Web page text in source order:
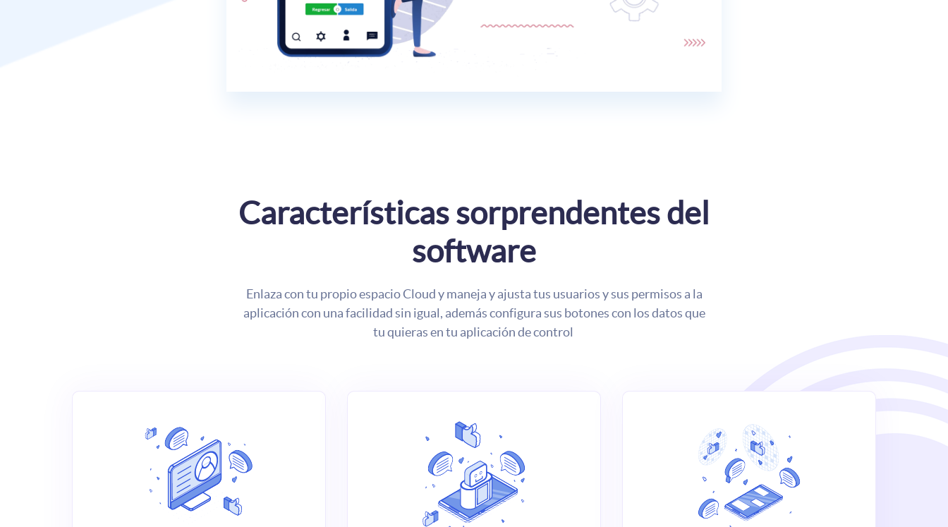
Características sorprendentes del
software
Enlaza con tu propio espacio Cloud y maneja y ajusta tus usuarios y sus permisos a la
aplicación con una facilidad sin igual, además configura sus botones con los datos que
tu quieras en tu aplicación de control